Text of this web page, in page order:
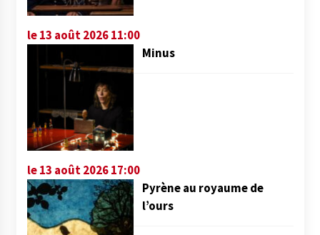
le 13 août 2026 11:00
Minus
le 13 août 2026 17:00
Pyrène au royaume de
l’ours